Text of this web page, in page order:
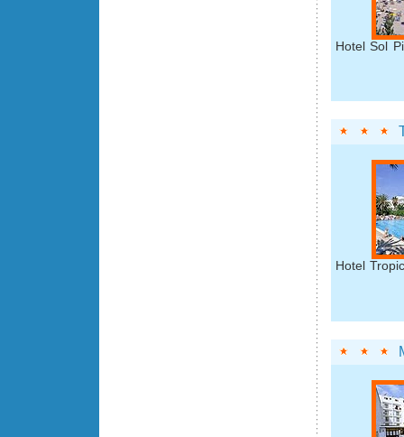
Hotel Sol
Hotel